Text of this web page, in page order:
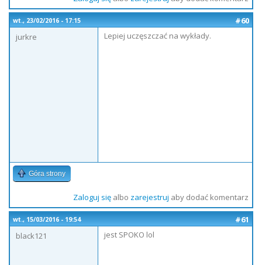
wt., 23/02/2016 - 17:15
#60
jurkre
Lepiej uczęszczać na wykłady.
Góra strony
Zaloguj sięalbo zarejestruj aby dodać komentarz
wt., 15/03/2016 - 19:54
#61
black121
jest SPOKO lol